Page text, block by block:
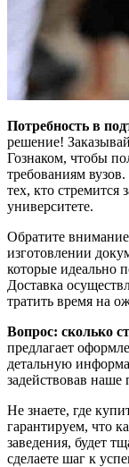
Потребность в
решение!
Гознаком, чтобы
требованиям
тех, кто стремится
университете.
Обратите
изготовлении
которые идеально
Доставка
тратить время на
Вопрос: сколько
предлагает
детальную
задействовав
Не знаете, где
гарантируем, что
заведения, будет
сделаете шаг к